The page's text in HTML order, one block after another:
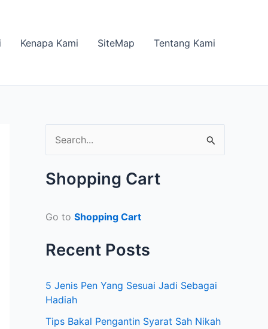
Kenapa Kami SiteMap Tentang Kami
e
a
f
r
:
Shopping Cart
Go to Shopping Cart
Recent Posts
5 Jenis Pen Yang Sesuai Jadi Sebagai
Hadiah
Tips Bakal Pengantin Syarat Sah Nikah